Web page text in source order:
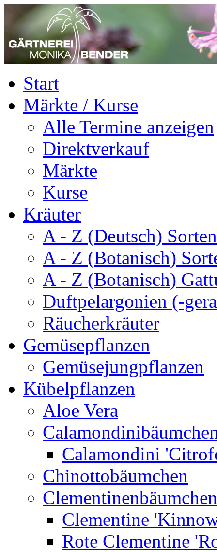
Start
Märkte / Kurse
Alle Termine anzeigen
Direktverkauf
Märkte
Kurse
Kräuter
A - Z (Deutsch)
A - Z (Botanisch)
A - Z (Botanisch)
Duftpelargonien (-
Räucherkräuter
Gemüsepflanzen
Gemüsejungpflanzen
Kübelpflanzen
Aloe Vera
Calamondini
Chinottobäumchen
Clementinenbäumchen
Clementine
Rote Clementine